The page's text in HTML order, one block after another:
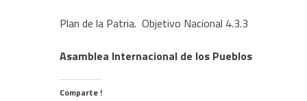
Plan de la Patria. Objetivo Nacional 4.3.3
Asamblea Internacional de los Pueblos
Comparte !